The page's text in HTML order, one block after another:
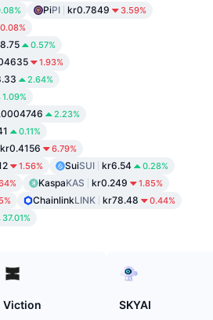
PiPI kr0.7849 3.59%
0.08%
0.57%
1.93%
2.64%
1.09%
2.23%
0.11%
kr0.4156 6.79%
1.56% SuiSUI kr6.54 0.28%
KaspaKAS kr0.249 1.85%
ChainlinkLINK kr78.48 0.44%
37.01%
Viction
SKYAI